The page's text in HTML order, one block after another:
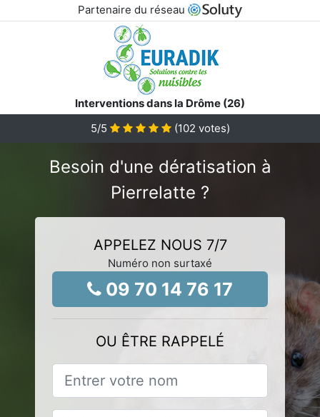
Partenaire du réseau
Interventions dans la Drôme (26)
5/5 (102 votes)
Besoin d'une dératisation à
Pierrelatte ?
APPELEZ NOUS 7/7
Numéro non surtaxé
09 70 14 76 17
OU ÊTRE RAPPELÉ